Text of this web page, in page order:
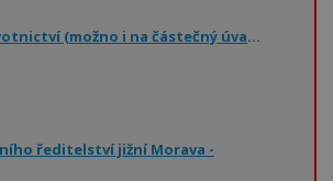
Masér/ka ve zdravotnictví (možno i na částečný úvazek)
ředitelství jižní Morava -